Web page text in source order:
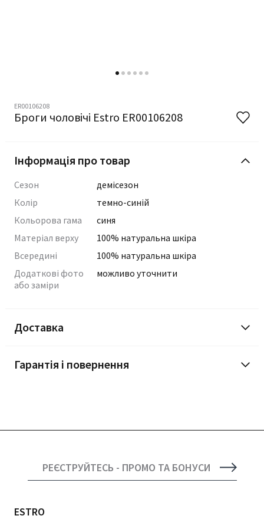
ER00106208
Броги чоловічі Estro ER00106208
Інформація про товар
Сезон
демісезон
Колір
темно-синій
Кольорова гама
синя
Матеріал верху
100% натуральна шкіра
Всередині
100% натуральна шкіра
Додаткові фото
або заміри
можливо уточнити
Доставка
Гарантія і повернення
РЕЄСТРУЙТЕСЬ - ПРОМО ТА БОНУСИ
ESTRO